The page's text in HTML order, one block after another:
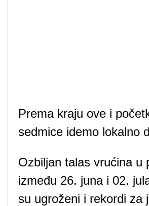
Prema kraju ove i
sedmice idemo lokalno
Ozbiljan talas vrućina u
između 26. juna i 02.
su ugroženi i rekordi za